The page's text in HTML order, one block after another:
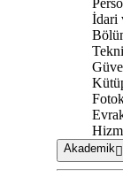
İdari
Akademik